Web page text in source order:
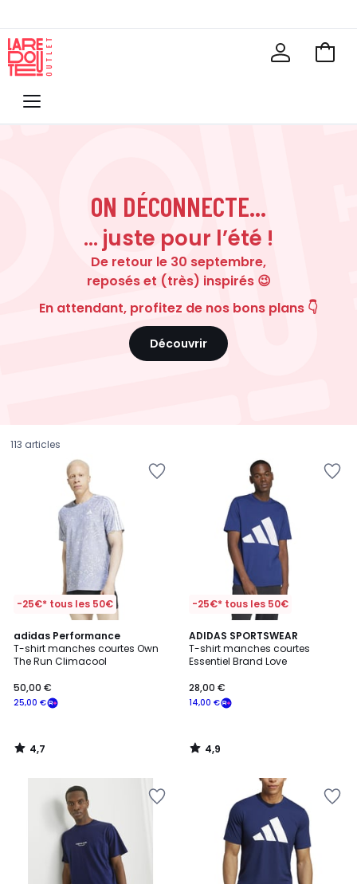
Menu
Redoute
Voir
ON DÉCONNECTE...
… juste pour l’été !
De retour le 30 septembre,
reposés et (très) inspirés 😉
En attendant, profitez de nos bons plans 👇
Découvrir
113 articles
-25€* tous les 50€
adidas Performance
T-shirt manches courtes Own
The Run Climacool
€
souscrivez
notre
programme
25,00 €
50,00 €
4,7
/ 5
4,7
/
-25€* tous les 50€
ADIDAS SPORTSWEAR
T-shirt manches courtes
Essentiel Brand Love
14,00 €
28,00 €
4,9
/ 5
4,9
/